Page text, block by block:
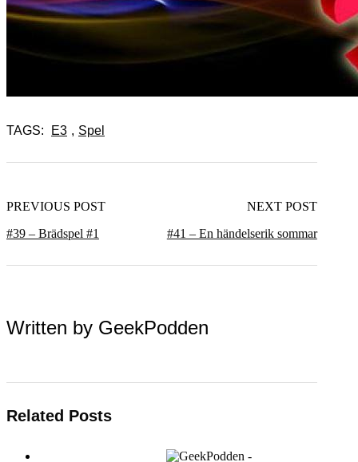
TAGS: E3 , Spel
PREVIOUS POST
#39 – Brädspel #1
NEXT POST
#41 – En händelserik sommar
Written by GeekPodden
Related Posts